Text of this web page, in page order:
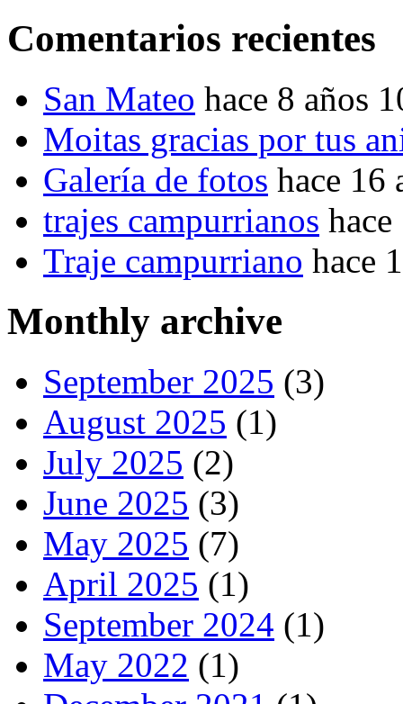
Comentarios recientes
San Mateo hace 8 años
Moitas gracias por tus
Galería de fotos hace 16
trajes campurrianos
Traje campurriano hace
Monthly archive
September 2025 (3)
August 2025 (1)
July 2025 (2)
June 2025 (3)
May 2025 (7)
April 2025 (1)
September 2024 (1)
May 2022 (1)